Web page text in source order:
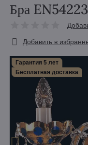
Гарантия 5 лет
Бесплатная доставка
Бра
Добавить в